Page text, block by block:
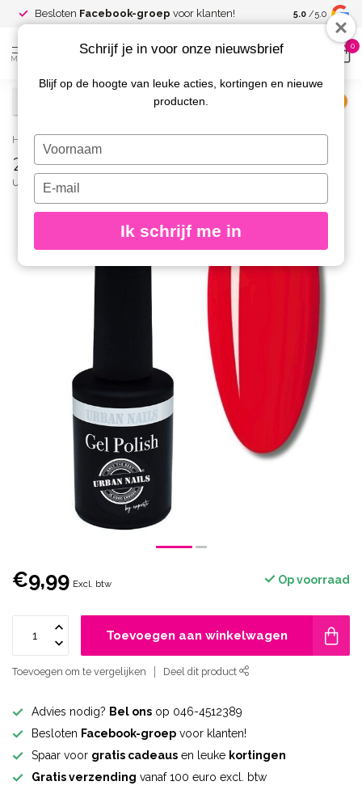
Besloten Facebook-groep voor klanten! Spaar voor
kortingen
5.0 /5.0
MENU
0
Home / 262 Gelpolish 8 gr.
262 Gelpolish 8 gr.
URBAN NAILS
€9,99 Excl. btw Op voorraad
Toevoegen aan winkelwagen
Toevoegen om te vergelijken Deel dit product
Advies nodig? Bel ons op 046-4512389
Besloten Facebook-groep voor klanten!
Spaar voor gratis cadeaus en leuke kortingen
Gratis verzending vanaf 100 euro excl. btw
Schrijf je in voor onze nieuwsbrief
Blijf op de hoogte van leuke acties, kortingen en nieuwe
producten.
Typ
je
naam
Typ
je
e-
in
Ik schrijf me in